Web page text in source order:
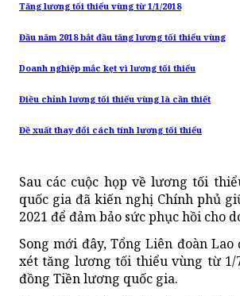
Tăng lương tối thiểu vùng từ 1/1/2018
Đầu năm 2018 bắt đầu tăng lương tối thiểu vùng
Doanh nghiệp mắc kẹt vì lương tối thiểu
Điều chỉnh lương tối thiểu vùng là cần thiết
Đề xuất thay đổi cách tính lương tối thiểu
Sau các cuộc họp về lương tối
quốc gia đã kiến nghị Chính phủ
2021 để đảm bảo sức phục hồi cho
Song mới đây, Tổng Liên đoàn
xét tăng lương tối thiểu vùng từ 1/
đồng Tiền lương quốc gia.